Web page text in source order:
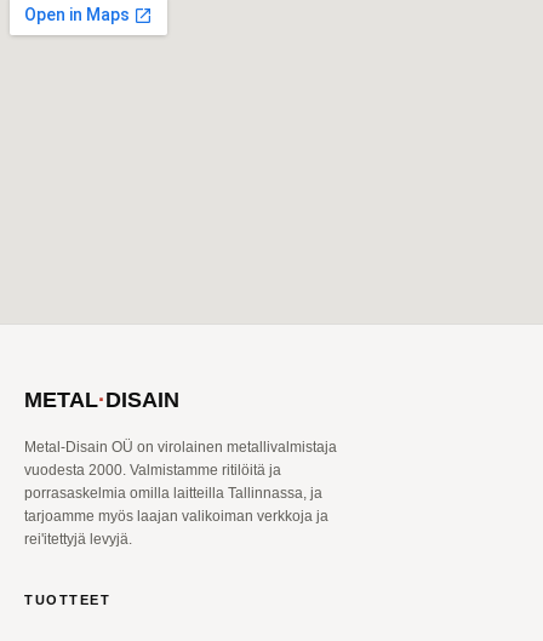
METAL·DISAIN
Metal-Disain OÜ on virolainen metallivalmistaja
vuodesta 2000. Valmistamme ritilöitä ja
porrasaskelmia omilla laitteilla Tallinnassa, ja
tarjoamme myös laajan valikoiman verkkoja ja
rei'itettyjä levyjä.
TUOTTEET